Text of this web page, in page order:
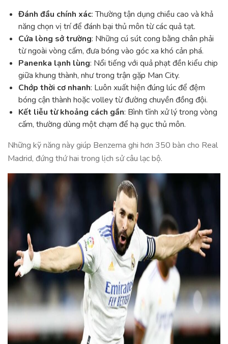
Đánh đầu chính xác: Thường tận dụng chiều cao và khả
năng chọn vị trí để đánh bại thủ môn từ các quả tạt.
Cứa lòng sở trường: Những cú sút cong bằng chân phải
từ ngoài vòng cấm, đưa bóng vào góc xa khó cản phá.
Panenka lạnh lùng: Nổi tiếng với quả phạt đền kiểu chip
giữa khung thành, như trong trận gặp Man City.
Chớp thời cơ nhanh: Luôn xuất hiện đúng lúc để đệm
bóng cận thành hoặc volley từ đường chuyền đồng đội.
Kết liễu từ khoảng cách gần: Bình tĩnh xử lý trong vòng
cấm, thường dùng một chạm để hạ gục thủ môn.
Những kỹ năng này giúp Benzema ghi hơn 350 bàn cho Real
Madrid, đứng thứ hai trong lịch sử câu lạc bộ.